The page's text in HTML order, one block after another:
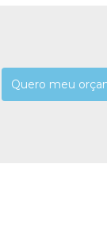
Quero meu